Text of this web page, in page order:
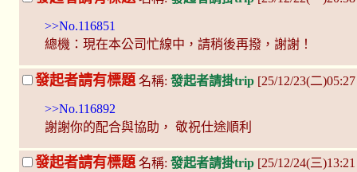
>>No.116851
總機：現在本公司忙線中，請稍後再撥，謝謝！
發起者請有標題 名稱: 發起者請掛trip [25/12/23(二
>>No.116892
謝謝你的配合與協助， 敬祝仕途順利
發起者請有標題名稱: 發起者請掛trip [25/12/24(三